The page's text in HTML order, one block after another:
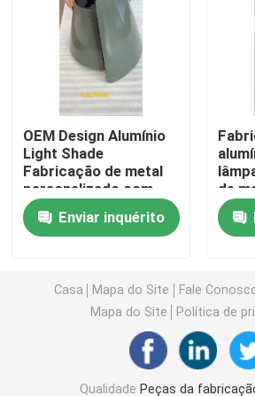
Peças da modelação por injeção
Morrem as peças da carcaça
Partes de soldadura de chapas
Partes de dobra de chapas
Peças de fresagem CNC
OEM Design Alumínio
Light Shade
Fabricação de metal
personalizado com
usinagem CNC
Enviar inquérito
de
com
Casa Mapa do Site Fale
Mapa do Site
Política de
Qualidade Peças da